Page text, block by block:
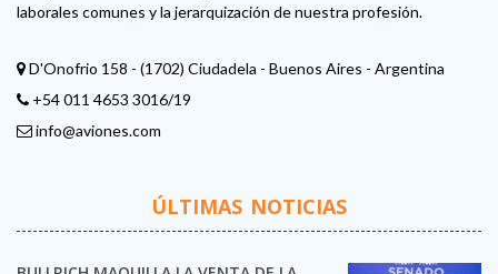
laborales comunes y la jerarquización de nuestra profesión.
D'Onofrio 158 - (1702) Ciudadela - Buenos Aires - Argentina
+54 011 4653 3016/19
info@aviones.com
ÚLTIMAS NOTICIAS